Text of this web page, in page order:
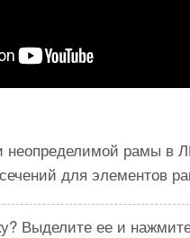
неопределимой рамы
для элементов
Выделите ее и